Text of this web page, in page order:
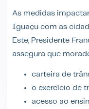
As medidas
Iguaçu com as
Este, Presidente
assegura que
carteira de
o exercício de
acesso ao